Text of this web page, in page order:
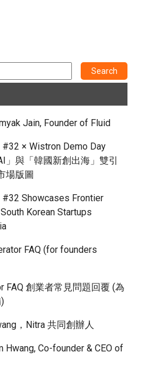
Jain, Founder of Fluid
× Wistron Demo Day
」與「韓國新創出海」雙引
場版圖
Showcases Frontier
Korean Startups
FAQ (for founders
FAQ 創業者常見問題回覆 (為
，Nitra 共同創辦人
Hwang, Co-founder & CEO of